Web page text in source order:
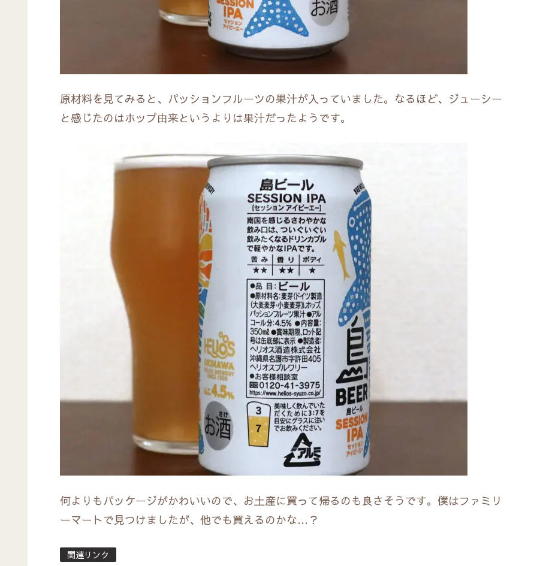
原材料を見てみると、パッションフルーツの果汁が入っていました。なるほど、ジューシー
と感じたのはホップ由来というよりは果汁だったようです。
何よりもパッケージがかわいいので、お土産に買って帰るのも良さそうです。僕はファミリ
ーマートで見つけましたが、他でも買えるのかな…？
関連リンク